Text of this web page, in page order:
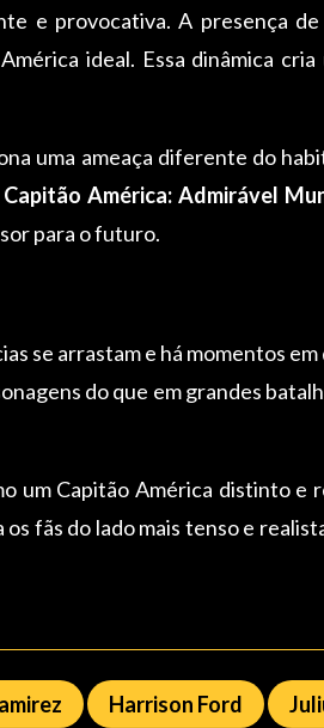
e provocativa. A presença de
ideal. Essa dinâmica
uma ameaça diferente do
Capitão América: Admirável
para o futuro.
se arrastam e há momentos em
do que em grandes
um Capitão América distinto e
fãs do lado mais tenso e
Harrison Ford